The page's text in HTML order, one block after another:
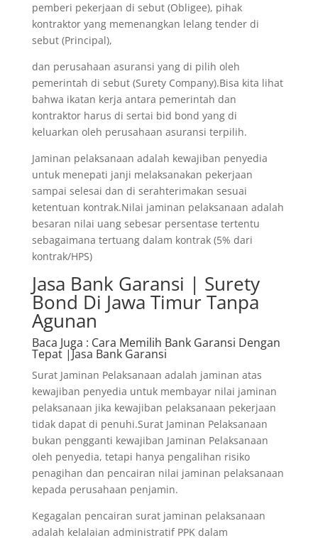
pemberi pekerjaan di sebut (Obligee), pihak
kontraktor yang memenangkan lelang tender di
sebut (Principal),
dan perusahaan asuransi yang di pilih oleh
pemerintah di sebut (Surety Company).Bisa kita lihat
bahwa ikatan kerja antara pemerintah dan
kontraktor harus di sertai bid bond yang di
keluarkan oleh perusahaan asuransi terpilih.
Jaminan pelaksanaan adalah kewajiban penyedia
untuk menepati janji melaksanakan pekerjaan
sampai selesai dan di serahterimakan sesuai
ketentuan kontrak.Nilai jaminan pelaksanaan adalah
besaran nilai uang sebesar persentase tertentu
sebagaimana tertuang dalam kontrak (5% dari
kontrak/HPS)
Jasa Bank Garansi | Surety
Bond Di Jawa Timur Tanpa
Agunan
Baca Juga : Cara Memilih Bank Garansi Dengan
Tepat |Jasa Bank Garansi
Surat Jaminan Pelaksanaan adalah jaminan atas
kewajiban penyedia untuk membayar nilai jaminan
pelaksanaan jika kewajiban pelaksanaan pekerjaan
tidak dapat di penuhi.Surat Jaminan Pelaksanaan
bukan pengganti kewajiban Jaminan Pelaksanaan
oleh penyedia, tetapi hanya pengalihan risiko
penagihan dan pencairan nilai jaminan pelaksanaan
kepada perusahaan penjamin.
Kegagalan pencairan surat jaminan pelaksanaan
adalah kelalaian administratif PPK dalam